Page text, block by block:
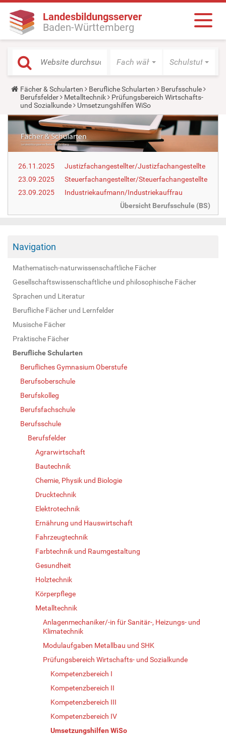
Landesbildungsserver
Baden-Württemberg
Fach wählen Schulstufe
Y
o
u
a
r
h
e
r
:
Fächer & Schularten Berufliche Schularten
Berufsschule
Berufsfelder
Metalltechnik
Prüfungsbereich Wirtschafts-
und Sozialkunde
Umsetzungshilfen WiSo
26.11.2025
Justizfachangestellter/Justizfachangestellte
23.09.2025
Steuerfachangestellter/Steuerfachangestellte
23.09.2025
Industriekaufmann/Industriekauffrau
Übersicht Berufsschule (BS)
Navigation
Mathematisch-naturwissenschaftliche Fächer
Gesellschaftswissenschaftliche und philosophische Fächer
Sprachen und Literatur
Berufliche Fächer und Lernfelder
Musische Fächer
Praktische Fächer
Berufliche Schularten
Berufliches Gymnasium Oberstufe
Berufsoberschule
Berufskolleg
Berufsfachschule
Berufsschule
Berufsfelder
Agrarwirtschaft
Bautechnik
Chemie, Physik und Biologie
Drucktechnik
Elektrotechnik
Ernährung und Hauswirtschaft
Fahrzeugtechnik
Farbtechnik und Raumgestaltung
Gesundheit
Holztechnik
Körperpflege
Metalltechnik
Anlagenmechaniker/-in für Sanitär-, Heizungs- und
Klimatechnik
Modulaufgaben Metallbau und SHK
Prüfungsbereich Wirtschafts- und Sozialkunde
Kompetenzbereich I
Kompetenzbereich II
Kompetenzbereich III
Kompetenzbereich IV
Umsetzungshilfen WiSo